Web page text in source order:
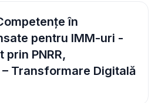
în
pentru IMM-uri -
PNRR,
Transformare Digitală